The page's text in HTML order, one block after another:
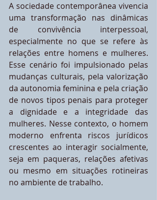
A sociedade contemporânea vivencia
uma transformação nas dinâmicas
de convivência interpessoal,
especialmente no que se refere às
relações entre homens e mulheres.
Esse cenário foi impulsionado pelas
mudanças culturais, pela valorização
da autonomia feminina e pela criação
de novos tipos penais para proteger
a dignidade e a integridade das
mulheres. Nesse contexto, o homem
moderno enfrenta riscos jurídicos
crescentes ao interagir socialmente,
seja em paqueras, relações afetivas
ou mesmo em situações rotineiras
no ambiente de trabalho.